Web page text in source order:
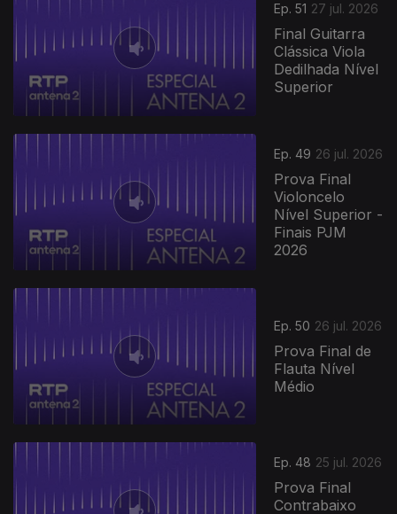
Ep. 51 27 jul. 2026
Final Guitarra
Clássica Viola
Dedilhada Nível
Superior
Ep. 49 26 jul. 2026
Prova Final
Violoncelo
Nível Superior -
Finais PJM
2026
Ep. 50 26 jul. 2026
Prova Final de
Flauta Nível
Médio
Ep. 48 25 jul. 2026
Prova Final
Contrabaixo